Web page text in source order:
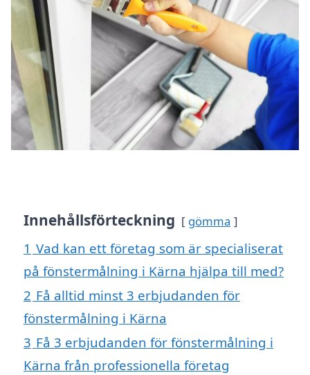
Innehållsförteckning gömma
1 Vad kan ett företag som är specialiserat
på fönstermålning i Kärna hjälpa till med?
2 Få alltid minst 3 erbjudanden för
fönstermålning i Kärna
3 Få 3 erbjudanden för fönstermålning i
Kärna från professionella företag